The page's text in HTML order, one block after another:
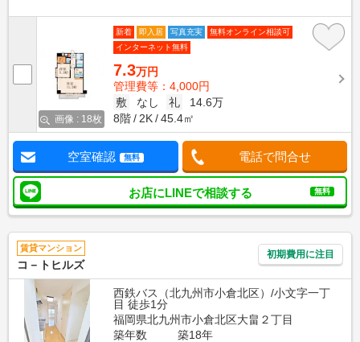
画像 : 18枚
新着 即入居 写真充実
無料オンライン相談可
インターネット無料
7.3万円
管理費等：4,000円
敷
なし 礼
14.6万
8階
2K 45.4㎡
空室確認 無料 電話で問合せ
お店にLINEで相談する 無料
賃貸マンション
コ－トヒルズ
初期費用に注目
西鉄バス（北九州市小倉北区）/小文字一丁
目 徒歩1分
福岡県北九州市小倉北区大畠２丁目
築年数
築18年